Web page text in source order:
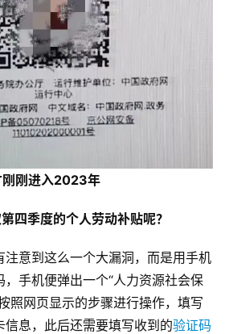
刚刚进入2023年
四季度的个人劳动补贴呢？
注意到这么一个大漏洞，而是用手机
手机便弹出一个“人力资源社会保
照网页显示的步骤进行操作，填写
信息，此后还需要填写收到的验证码